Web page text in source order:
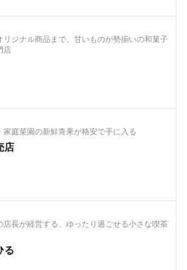
リジナル商品まで、甘いものが勢揃いの和菓子
店
家庭菜園の新鮮青果が格安で手に入る
店
店長が経営する、ゆったり過ごせる小さな喫茶
る